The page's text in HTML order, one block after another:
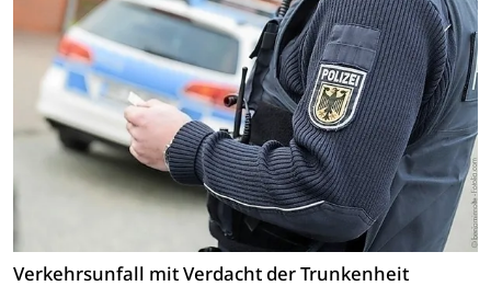
Verkehrsunfall mit Verdacht der Trunkenheit